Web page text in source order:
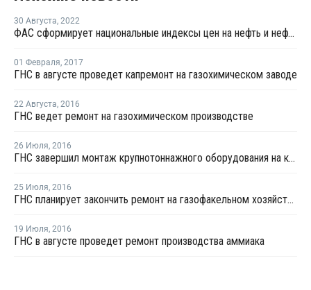
30 Августа, 2022
ФАС сформирует национальные индексы цен на нефть и нефтегазохимию
01 Февраля, 2017
ГНС в августе проведет капремонт на газохимическом заводе
22 Августа, 2016
ГНС ведет ремонт на газохимическом производстве
26 Июля, 2016
ГНС завершил монтаж крупнотоннажного оборудования на комплексе каткрекинга
25 Июля, 2016
ГНС планирует закончить ремонт на газофакельном хозяйстве к августу
19 Июля, 2016
ГНС в августе проведет ремонт производства аммиака